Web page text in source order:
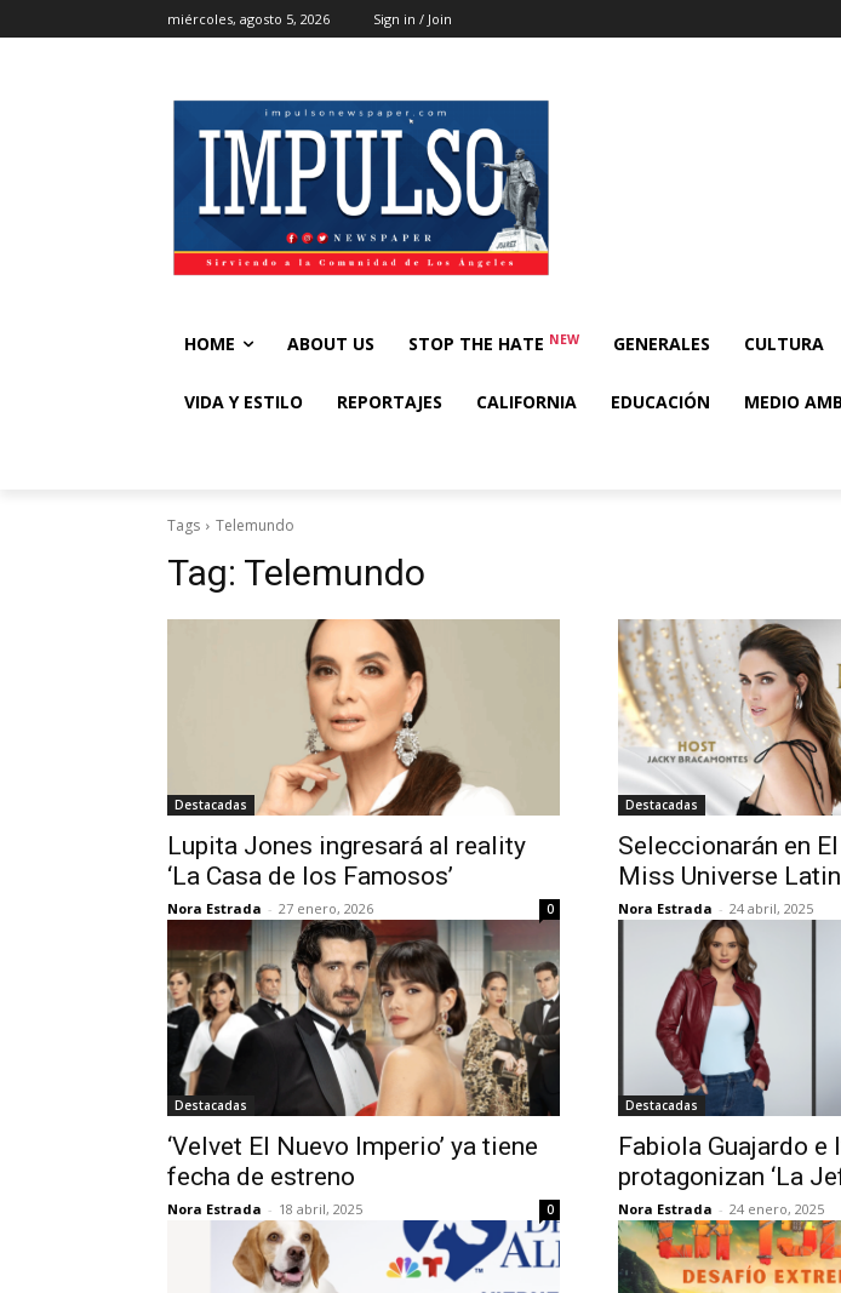
miércoles, agosto 5, 2026 Sign in / Join
HOME ABOUT US STOP THE HATE NEW GENERALES CULTURA
VIDA Y ESTILO REPORTAJES CALIFORNIA EDUCACIÓN MEDIO
Tags Telemundo
Tag: Telemundo
Destacadas
Lupita Jones ingresará al reality
‘La Casa de los Famosos’
Nora Estrada - 27 enero, 2026 0
Destacadas
Seleccionarán en
Miss Universe
Nora Estrada - 24 abril, 2025
Destacadas
‘Velvet El Nuevo Imperio’ ya tiene
fecha de estreno
Nora Estrada - 18 abril, 2025 0
Destacadas
Fabiola Guajardo e
protagonizan ‘La
Nora Estrada - 24 enero, 2025